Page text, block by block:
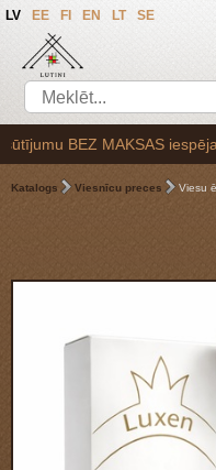
LV EE FI EN LT SE
BEZ MAKSAS
Katalogs Viesnīcu preces Viesu